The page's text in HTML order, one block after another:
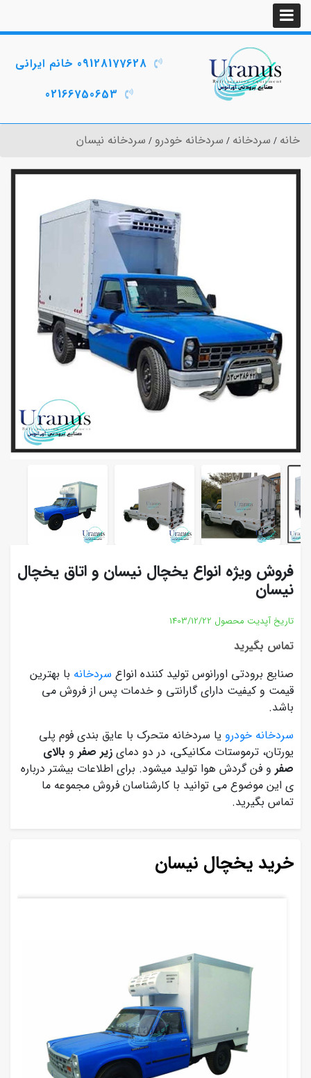
09128177628 خانم ایرانی
02166750653
خانه سردخانه سردخانه خودرو سردخانه نیسان
فروش ویژه انواع یخچال نیسان و اتاق یخچال
نیسان
تاریخ آپدیت محصول 1403/12/22
تماس بگیرید
صنایع برودتی اورانوس تولید کننده انواع سردخانه با بهترین
قیمت و کیفیت دارای گارانتی و خدمات پس از فروش می
باشد.
سردخانه خودرو یا سردخانه متحرک با عایق بندی فوم پلی
یورتان، ترموستات مکانیکی، در دو دمای زیر صفر و بالای
صفر و فن گردش هوا تولید میشود. برای اطلاعات بیشتر درباره
ی این موضوع می توانید با کارشناسان فروش مجموعه ما
تماس بگیرید.
خرید یخچال نیسان